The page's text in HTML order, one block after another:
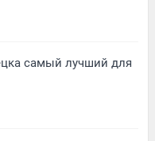
самый лучший для